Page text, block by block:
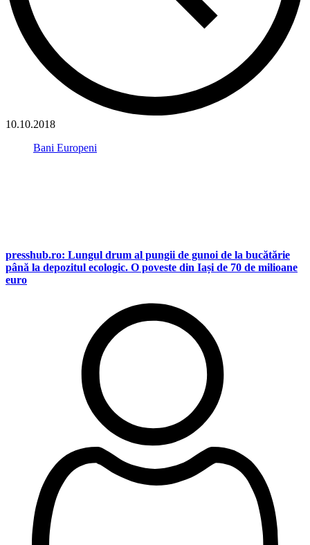
10.10.2018
Bani Europeni
presshub.ro: Lungul drum al pungii de gunoi de la bucătărie
până la depozitul ecologic. O poveste din Iași de 70 de milioane
euro